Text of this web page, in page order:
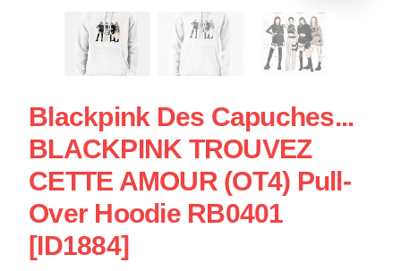
Blackpink Des Capuches...
BLACKPINK TROUVEZ
CETTE AMOUR (OT4) Pull-
Over Hoodie RB0401
[ID1884]